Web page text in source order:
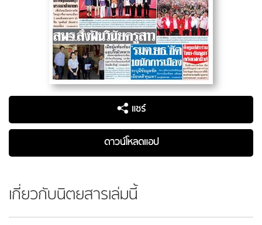
แชร์
ดาวน์โหลดแอป
เกี่ยวกับนิตยสารเล่มนี้